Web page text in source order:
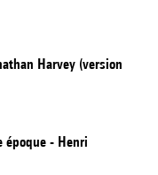
Harvey (version
époque - Henri